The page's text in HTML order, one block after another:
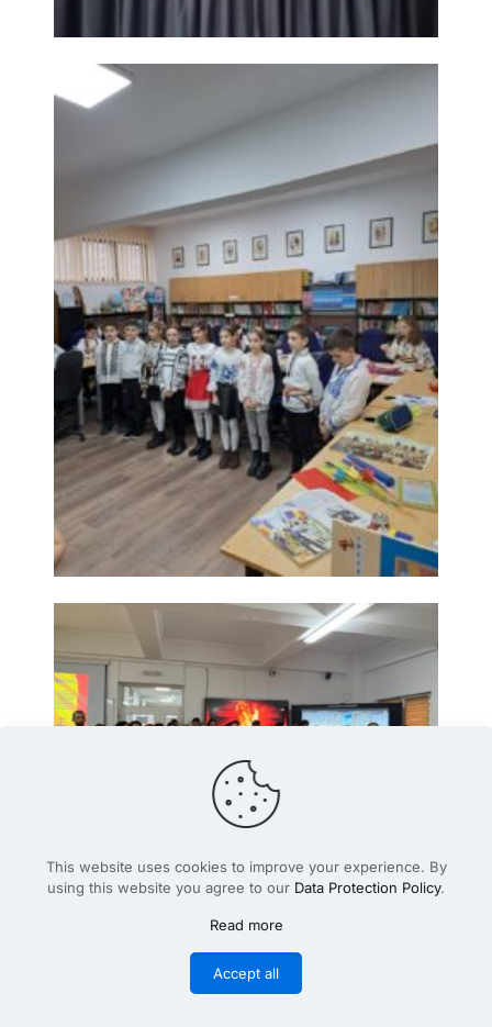
This website uses cookies to improve your experience. By
using this website you agree to our Data Protection Policy.
Read more
Accept all